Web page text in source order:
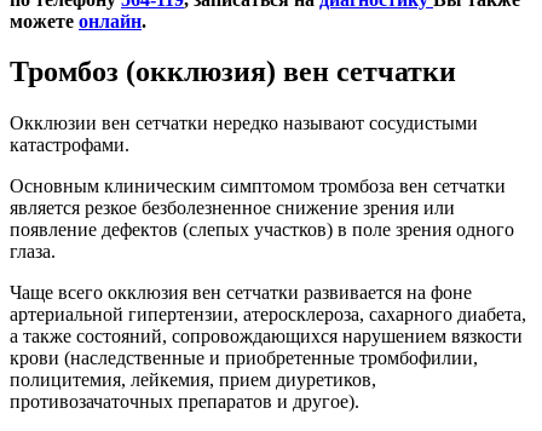
можете онлайн.
Тромбоз (окклюзия) вен сетчатки
Окклюзии вен сетчатки нередко называют сосудистыми
катастрофами.
Основным клиническим симптомом тромбоза вен сетчатки
является резкое безболезненное снижение зрения или
появление дефектов (слепых участков) в поле зрения одного
глаза.
Чаще всего окклюзия вен сетчатки развивается на фоне
артериальной гипертензии, атеросклероза, сахарного диабета,
а также состояний, сопровождающихся нарушением вязкости
крови (наследственные и приобретенные тромбофилии,
полицитемия, лейкемия, прием диуретиков,
противозачаточных препаратов и другое).